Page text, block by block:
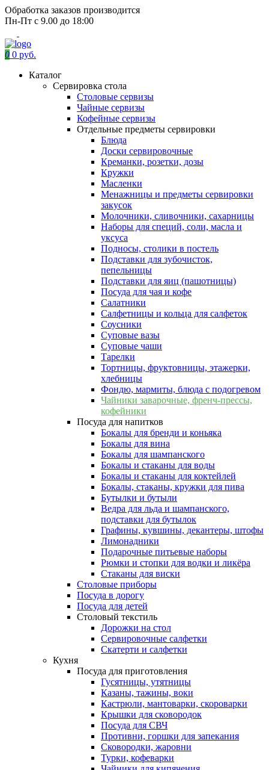
Обработка заказов производится
Пн-Пт с 9.00 до 18:00
0 0 руб.
Каталог
Сервировка стола
Столовые сервизы
Чайные сервизы
Кофейные сервизы
Отдельные предметы сервировки
Блюда
Доски сервировочные
Креманки, розетки, дозы
Кружки
Масленки
Менажницы и предметы сервировки
закусок
Молочники, сливочники, сахарницы
Наборы для специй, соли, масла и
уксуса
Подносы, столики в постель
Подставки для зубочисток,
пепельницы
Подставки для яиц (пашотницы)
Посуда для чая и кофе
Салатники
Салфетницы и кольца для салфеток
Соусники
Суповые вазы
Суповые чаши
Тарелки
Тортницы, фруктовницы, этажерки,
хлебницы
Фондю, мармиты, блюда с подогревом
Чайники заварочные, френч-прессы,
кофейники
Посуда для напитков
Бокалы для бренди и коньяка
Бокалы для вина
Бокалы для шампанского
Бокалы и стаканы для воды
Бокалы и стаканы для коктейлей
Бокалы, стаканы, кружки для пива
Бутылки и бутыли
Ведра для льда и шампанского,
подставки для бутылок
Графины, кувшины, декантеры, штофы
Лимонадники
Подарочные питьевые наборы
Рюмки и стопки для водки и ликёра
Стаканы для виски
Столовые приборы
Посуда в дорогу
Посуда для детей
Столовый текстиль
Дорожки на стол
Сервировочные салфетки
Скатерти и салфетки
Кухня
Посуда для приготовления
Гусятницы, утятницы
Казаны, тажины, воки
Кастрюли, мантоварки, скороварки
Крышки для сковородок
Посуда для СВЧ
Противни, горшки для запекания
Сковородки, жаровни
Турки, кофеварки